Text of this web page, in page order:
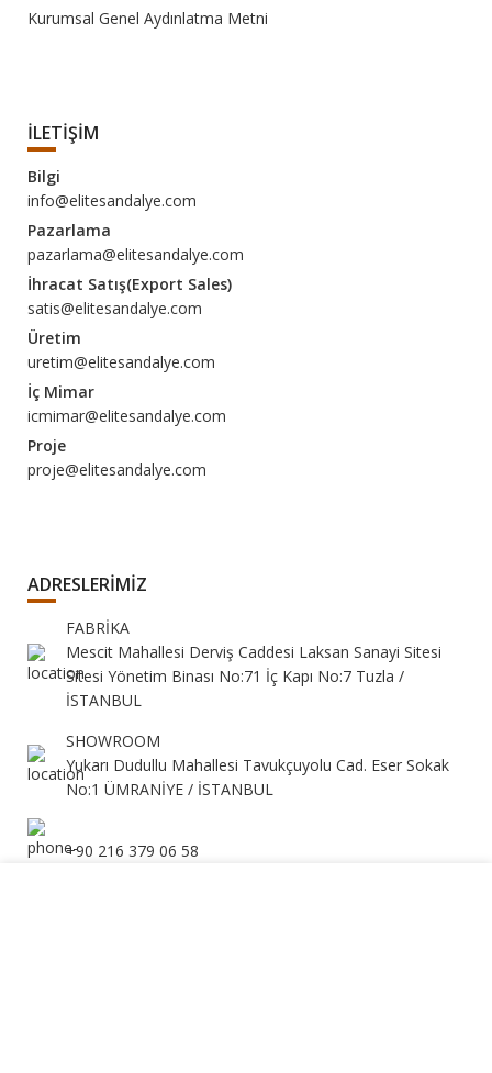
Kurumsal Genel Aydınlatma Metni
İLETİŞİM
Bilgi
info@elitesandalye.com
Pazarlama
pazarlama@elitesandalye.com
İhracat Satış(Export Sales)
satis@elitesandalye.com
Üretim
uretim@elitesandalye.com
İç Mimar
icmimar@elitesandalye.com
Proje
proje@elitesandalye.com
ADRESLERİMİZ
FABRİKA
Mescit Mahallesi Derviş Caddesi Laksan Sanayi Sitesi
Sitesi Yönetim Binası No:71 İç Kapı No:7 Tuzla /
İSTANBUL
SHOWROOM
Yukarı Dudullu Mahallesi Tavukçuyolu Cad. Eser Sokak
No:1 ÜMRANİYE / İSTANBUL
+90 216 379 06 58